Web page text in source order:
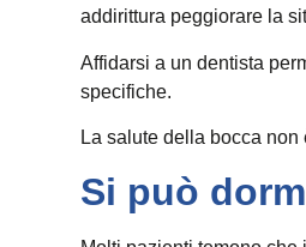
addirittura peggiorare la
Affidarsi a un dentista
specifiche.
La salute della bocca
Si può